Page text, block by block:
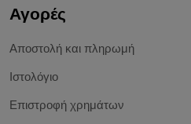
Αγορές
Αποστολή και πληρωμή
Ιστολόγιο
Επιστροφή χρημάτων